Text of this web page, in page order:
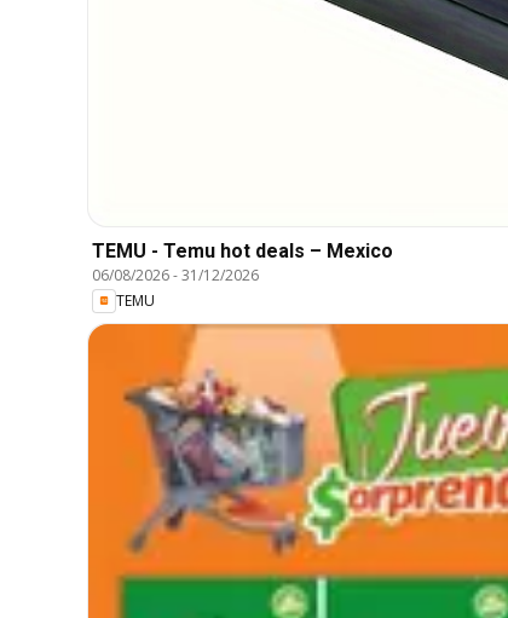
TEMU - Temu hot deals – Mexico
06/08/2026-31/12/2026
TEMU